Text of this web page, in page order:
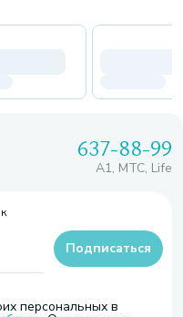
637-88-99
A1, МТС, Life
персональных в
Подписаться